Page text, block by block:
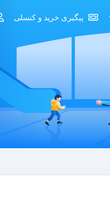
پیگیری خرید و کنسلی